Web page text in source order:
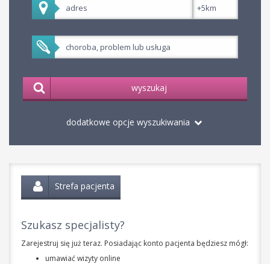
wyszukaj
dodatkowe opcje wyszukiwania
Strefa pacjenta
Szukasz specjalisty?
Zarejestruj się już teraz. Posiadając konto pacjenta będziesz mógł:
umawiać wizyty online